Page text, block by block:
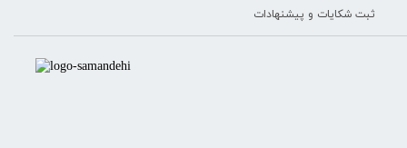
ثبت شکایات و پیشنهادات